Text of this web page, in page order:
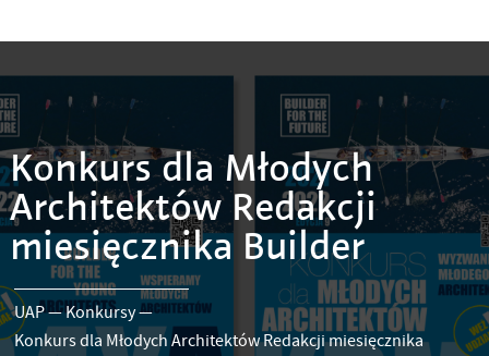
Konkurs dla Młodych
Architektów Redakcji
miesięcznika Builder
UAP—Konkursy—
Konkurs dla Młodych Architektów Redakcji miesięcznika